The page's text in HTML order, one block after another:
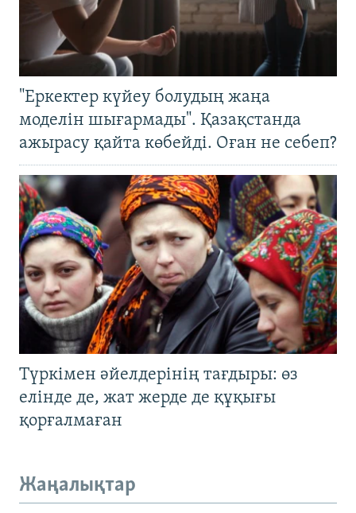
"Еркектер күйеу болудың жаңа
моделін шығармады". Қазақстанда
ажырасу қайта көбейді. Оған не себеп?
Түркімен әйелдерінің тағдыры: өз
елінде де, жат жерде де құқығы
қорғалмаған
Жаңалықтар